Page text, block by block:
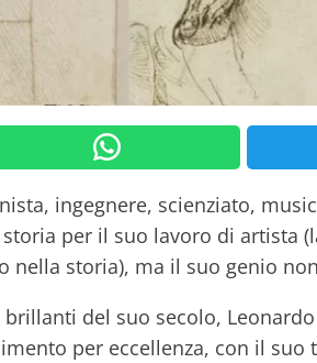
ingegnere, scienziato,
per il suo lavoro di artista
nella storia), ma il suo genio
del suo secolo,
per eccellenza, con il